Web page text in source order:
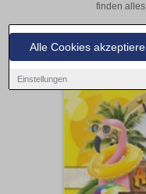
Alle Cookies
Einstellungen
finden